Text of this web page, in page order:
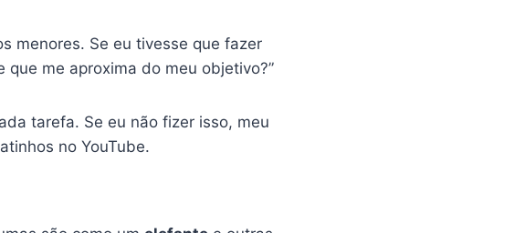
menores. Se eu tivesse que fazer
que me aproxima do meu objetivo?”
tarefa. Se eu não fizer isso, meu
no YouTube.